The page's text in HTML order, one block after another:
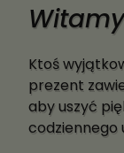
Ktoś
prezent
aby uszyć
codziennego